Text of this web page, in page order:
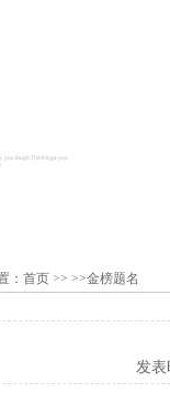
： 首页 >> >>金榜题名
发表